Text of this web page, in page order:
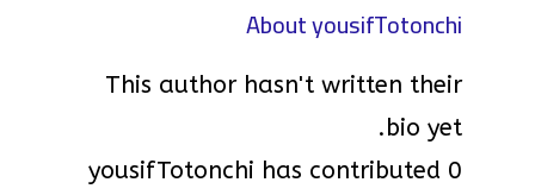
AboutyousifTotonchi
This author hasn't written their
bio yet.
yousifTotonchi has contributed 0